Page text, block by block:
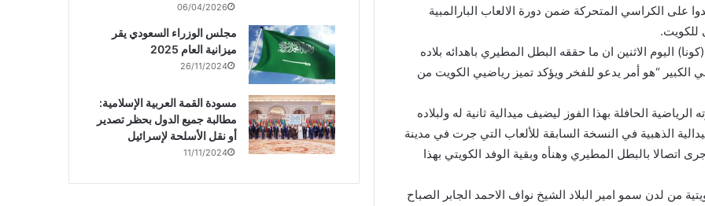
بالميدالية الفضية في سباق 100 متر عدوا على الكراسي المتحركة ضمن دورة الالعاب البارالمبية
اليوم الاثنين ان ما حققه البطل المطيري باهدائه بلاده
الكبير “هو أمر يدعو للفخر ويؤكد تميز رياضيي الكويت من
الحافلة بهذا الفوز ليضيف ميدالية ثانية له ولبلاده
الذهبية في النسخة السابقة للألعاب التي جرت في مدينة
في عام 2016 مشيرا الى انه اجرى اتصالا بالبطل المطيري وهنأه وبقية الوفد الكويتي بهذا
من لدن سمو امير البلاد الشيخ نواف الاحمد الجابر الصباح
06/04/2026
مجلس الوزراء السعودي يقر
ميزانية العام 2025
26/11/2024
مسودة القمة العربية الإسلامية:
مطالبة جميع الدول بحظر تصدير
أو نقل الأسلحة لإسرائيل
11/11/2024